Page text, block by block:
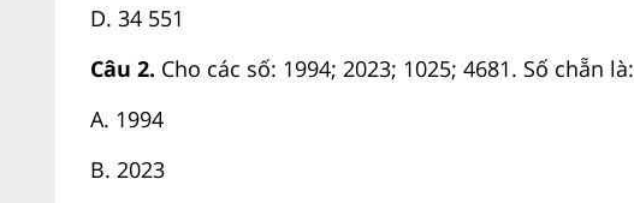
D. 34 551
Câu 2. Cho các số: 1994; 2023; 1025; 4681. Số chẵn là:
A. 1994
B. 2023